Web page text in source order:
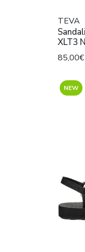
TEVA
XLT3
85,00€
NEW